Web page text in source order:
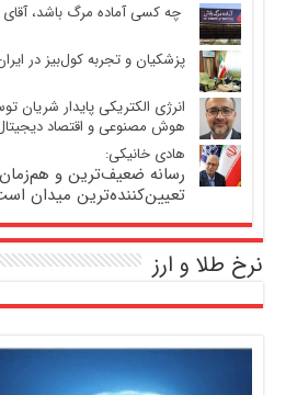
چه کسی آماده مرگ باشد، آقای
پزشکیان و تجربه کول‌بیز در
انرژی الکتریکی پایدار شریان
هوش مصنوعی و اقتصاد
هادی خانیکی:
رسانه ضعیف‌ترین و هم‌زمان
تعیین‌کننده‌ترین میدان
نرخ طلا و ارز